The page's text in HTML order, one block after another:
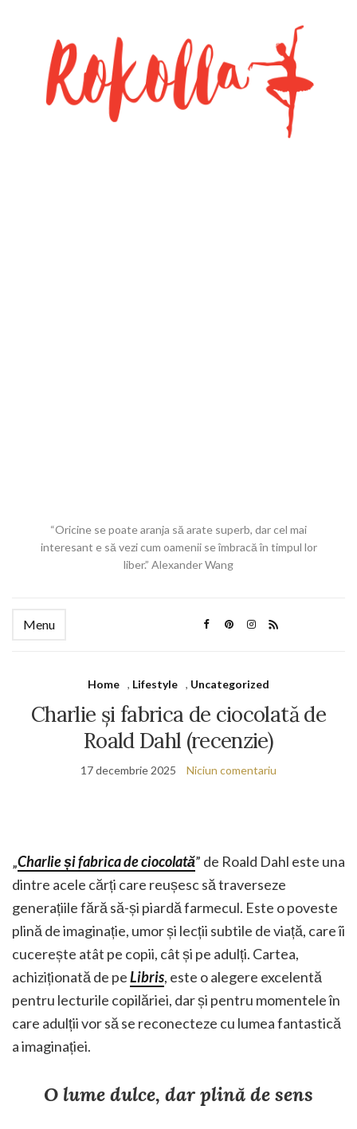
“Oricine se poate aranja să arate superb, dar cel mai
interesant e să vezi cum oamenii se îmbracă în timpul lor
liber.” Alexander Wang
Menu
Home , Lifestyle , Uncategorized
Charlie și fabrica de ciocolată de
Roald Dahl (recenzie)
17 decembrie 2025 Niciun comentariu
„Charlie și fabrica de ciocolată” de Roald Dahl este una
dintre acele cărți care reușesc să traverseze
generațiile fără să-și piardă farmecul. Este o poveste
plină de imaginație, umor și lecții subtile de viață, care îi
cucerește atât pe copii, cât și pe adulți. Cartea,
achiziționată de peLibris, este o alegere excelentă
pentru lecturile copilăriei, dar și pentru momentele în
care adulții vor să se reconecteze cu lumea fantastică
a imaginației.
O lume dulce, dar plină de sens